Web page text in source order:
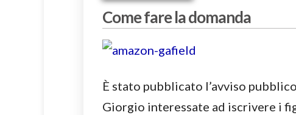
Come fare la domanda
È stato pubblicato l’avviso
Giorgio interessate ad iscrivere i